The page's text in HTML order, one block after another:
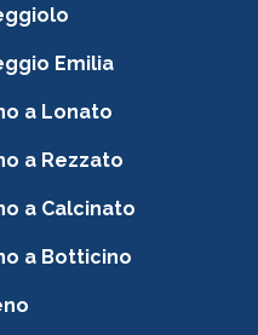
Emilia
a Lonato
a Rezzato
a Calcinato
a Botticino